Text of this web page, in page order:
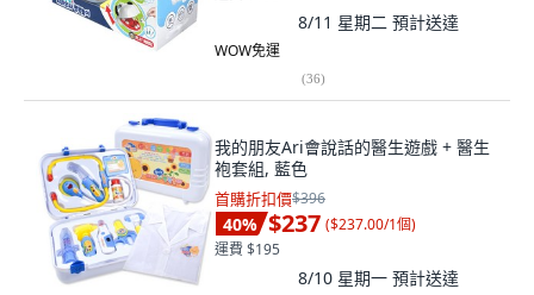
8/11 星期二 預計送達
WOW免運
(36)
我的朋友Ari會說話的醫生遊戲 + 醫生
袍套組, 藍色
首購折扣價$396
40% $237 ($237.00/1個)
運費 $195
8/10 星期一 預計送達